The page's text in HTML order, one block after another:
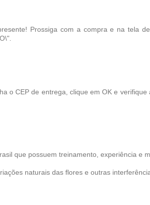
Prossiga com a compra e na tela
o CEP de entrega, clique em OK e
que possuem treinamento, experiência e
naturais das flores e outras